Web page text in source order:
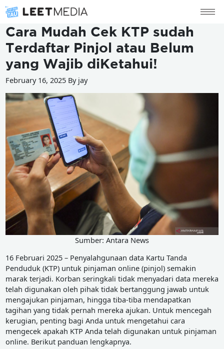
Cara Mudah Cek KTP sudah
Terdaftar Pinjol atau Belum
yang Wajib diKetahui!
February 16, 2025 By jay
Sumber: Antara News
16 Februari 2025 – Penyalahgunaan data Kartu Tanda
Penduduk (KTP) untuk pinjaman online (pinjol) semakin
marak terjadi. Korban seringkali tidak menyadari data mereka
telah digunakan oleh pihak tidak bertanggung jawab untuk
mengajukan pinjaman, hingga tiba-tiba mendapatkan
tagihan yang tidak pernah mereka ajukan. Untuk mencegah
kerugian, penting bagi Anda untuk mengetahui cara
mengecek apakah KTP Anda telah digunakan untuk pinjaman
online. Berikut panduan lengkapnya.